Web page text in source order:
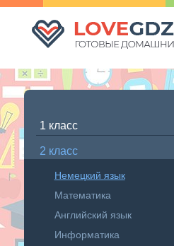
1 класс
2 класс
Немецкий язык
Математика
Английский язык
Информатика